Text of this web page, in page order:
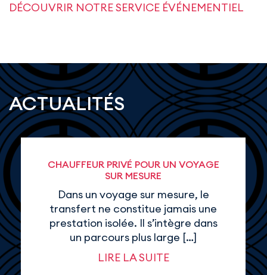
DÉCOUVRIR NOTRE SERVICE ÉVÉNEMENTIEL
ACTUALITÉS
CHAUFFEUR PRIVÉ POUR UN VOYAGE
SUR MESURE
Dans un voyage sur mesure, le
transfert ne constitue jamais une
prestation isolée. Il s’intègre dans
un parcours plus large […]
LIRE LA SUITE